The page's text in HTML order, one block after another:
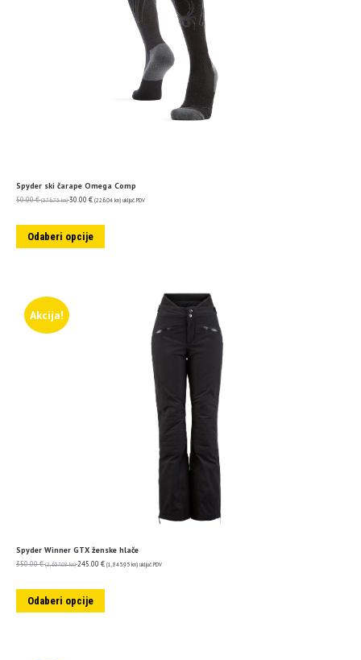
Spyder ski čarape Omega Comp
50.00€ (376.73 kn) 30.00 € (226.04 kn) uključ. PDV
Odaberi opcije
Akcija!
Spyder Winner GTX ženske hlače
350.00€ (2,637.08 kn) 245.00 € (1,845.95 kn) uključ. PDV
Odaberi opcije